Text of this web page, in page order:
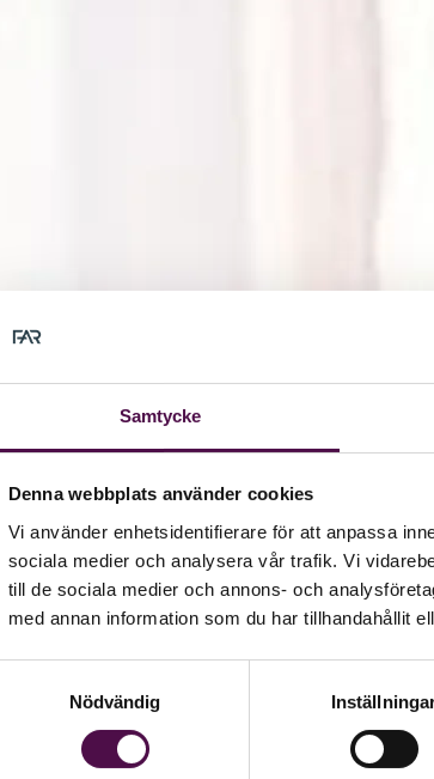
Samtycke
Denna webbplats använder cookies
Vi använder enhetsidentifierare för att anpassa
sociala medier och analysera vår trafik. Vi
till de sociala medier och annons- och
med annan information som du har tillhandahållit
Nödvändig